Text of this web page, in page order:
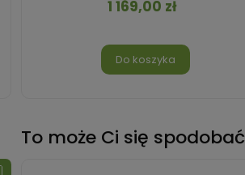
1 169,00 zł
Do koszyka
To może Ci się spodobać